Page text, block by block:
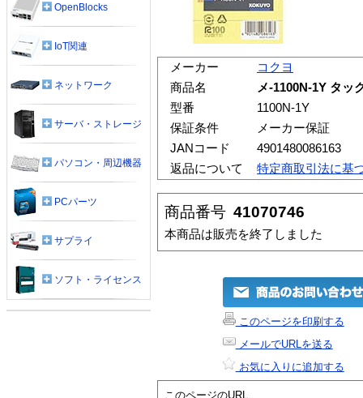
メーカー
コクヨ
商品名
メ-1100N-1Y タッ
型番
1100N-1Y
保証条件
メーカー保証
JANコード
4901480086163
返品について
特定商取引法に基
商品番号 41070746
本商品は販売を終了しました
このページを印刷する
メールでURLを送る
お気に入りに追加する
このページのURL
OpenBlocks
IoT関連
ネットワーク
サーバ・ストレージ
パソコン・周辺機器
PCパーツ
サプライ
ソフト・ライセンス